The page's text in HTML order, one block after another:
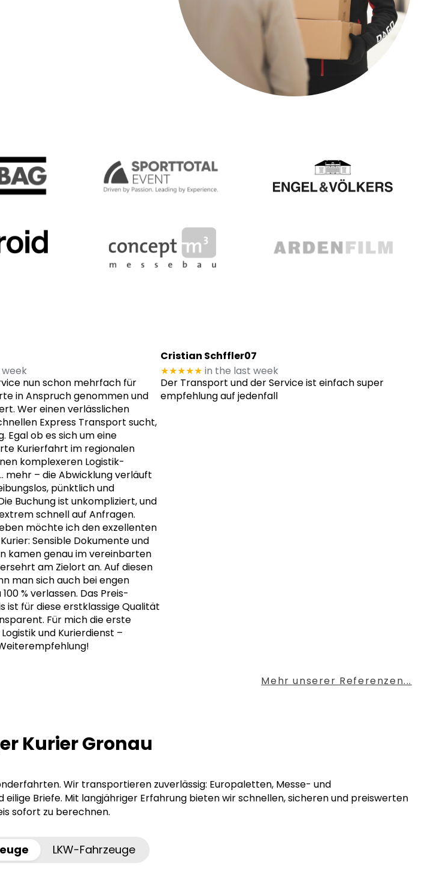
nun schon mehrfach für
in Anspruch genommen und
Wer einen verlässlichen
Express Transport sucht,
Egal ob es sich um eine
Kurierfahrt im regionalen
komplexeren Logistik-
mehr– die Abwicklung verläuft
pünktlich und
Buchung ist unkompliziert, und
schnell auf Anfragen.
möchte ich den exzellenten
Sensible Dokumente und
kamen genau im vereinbarten
am Zielort an. Auf diesen
man sich auch bei engen
% verlassen. Das Preis-
ist für diese erstklassige Qualität
Für mich die erste
und Kurierdienst –
Cristian Schffler07
★★★★★ in the last week
Der Transport und der Service ist einfach super
empfehlung auf jedenfall
Mehr unserer Referenzen...
Kurier Gronau
Wir transportieren zuverlässig: Europaletten, Messe- und
Briefe. Mit langjähriger Erfahrung bieten wir schnellen, sicheren und preiswerten
sofort zu berechnen.
LKW-Fahrzeuge